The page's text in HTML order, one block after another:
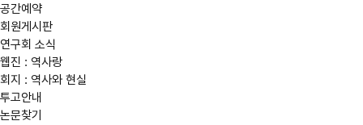
공간예약
회원게시판
연구회 소식
웹진 : 역사랑
회지 : 역사와 현실
투고안내
논문찾기